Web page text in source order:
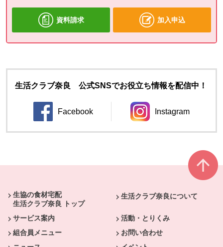
資料請求 加入申込
生活クラブ奈良 公式SNSでお役立ち情報を配信中！
Facebook
別のウィンドウで開きます。
Instagram
別のウィンドウ
生協の食材宅配
生活クラブ奈良 トップ
生活クラブ奈良について
サービス案内
活動・とりくみ
組合員メニュー
お問い合わせ